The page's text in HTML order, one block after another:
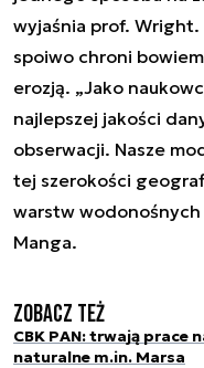
wyjaśnia prof.
spoiwo chroni
erozją. „Jako
najlepszej jakości
obserwacji. Nasze
tej szerokości
warstw
Manga.
Zobacz też
CBK PAN: trwają
naturalne m.in. Marsa